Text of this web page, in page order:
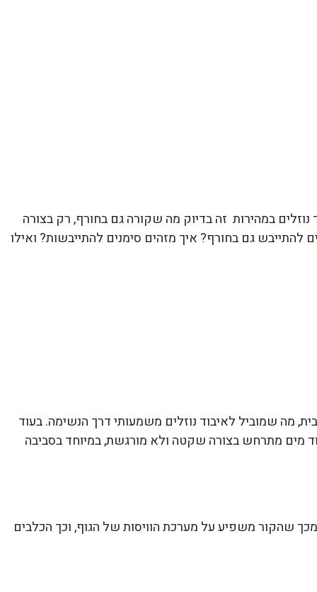
במהירות זה בדיוק מה שקורה גם בחורף, רק בצורה
גם בחורף? איך מזהים סימנים להתייבשות? ואילו
מה שמוביל לאיבוד נוזלים משמעותי דרך הנשימה. בעוד
מים מתרחש בצורה שקטה ולא מורגשת, במיוחד בסביבה
שהקור משפיע על מערכת הוויסות של הגוף, וכך הכלבים